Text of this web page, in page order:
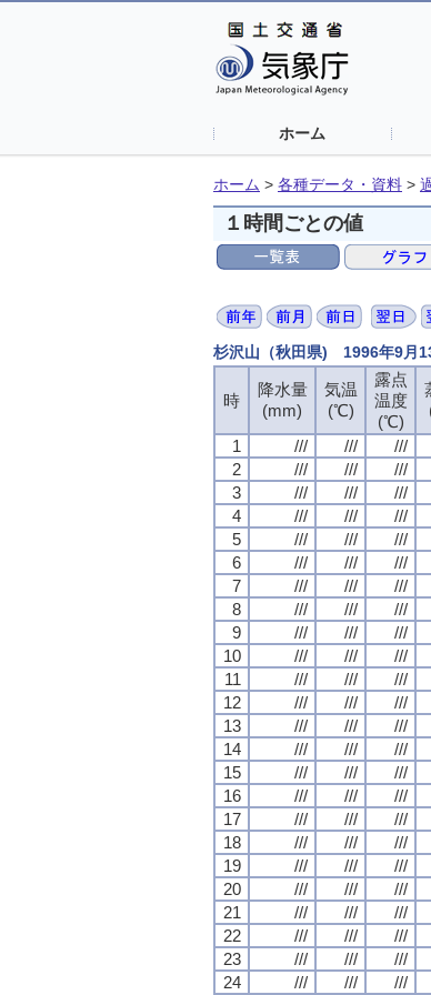
ホーム
ホーム > 各種データ・資料 >
１時間ごとの値
杉沢山（秋田県) 1996年9月
時
降水量
(mm)
気温
(℃)
露点
温度
(℃)
1
/// /// ///
2
/// /// ///
3
/// /// ///
4
/// /// ///
5
/// /// ///
6
/// /// ///
7
/// /// ///
8
/// /// ///
9
/// /// ///
10
/// /// ///
11
/// /// ///
12
/// /// ///
13
/// /// ///
14
/// /// ///
15
/// /// ///
16
/// /// ///
17
/// /// ///
18
/// /// ///
19
/// /// ///
20
/// /// ///
21
/// /// ///
22
/// /// ///
23
/// /// ///
24
/// /// ///